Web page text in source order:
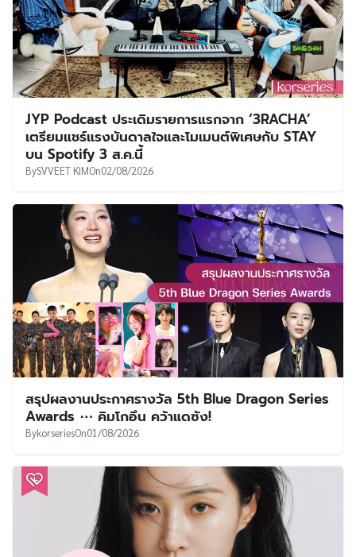
JYP Podcast ประเดิมรายการแรกจาก ‘3RACHA’
เตรียมแชร์แรงบันดาลใจและโมเมนต์พิเศษกับ STAY
บน Spotify 3 ส.ค.นี้
BySVVEET KIMOn02/08/2026
สรุปผลงานประกาศรางวัล 5th Blue Dragon Series
Awards ⋯ คิมโกอึน คว้าแดซัง!
BykorseriesOn01/08/2026